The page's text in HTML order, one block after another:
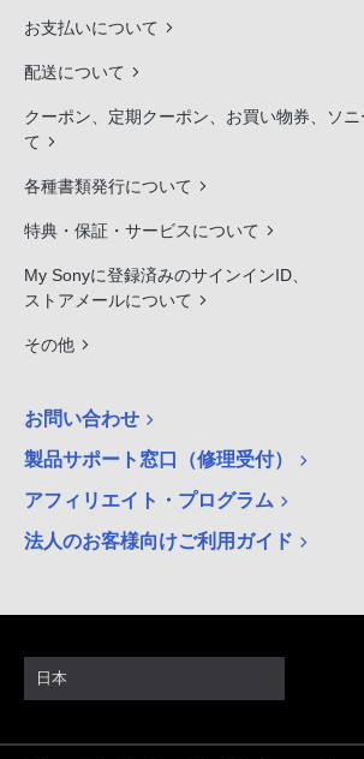
お支払いについて
配送について
クーポン、定期クーポン、お買い物券、ソ
て
各種書類発行について
特典・保証・サービスについて
My Sonyに登録済みのサインインID、
ストアメールについて
その他
お問い合わせ
製品サポート窓口（修理受付）
アフィリエイト・プログラム
法人のお客様向けご利用ガイド
日本